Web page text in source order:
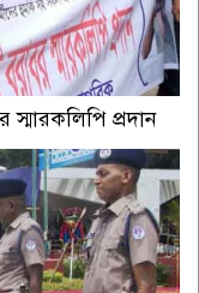
স্মারকলিপি প্রদান